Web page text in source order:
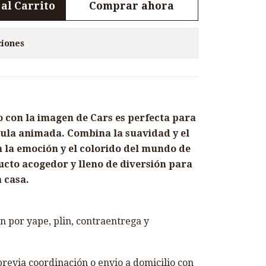
Carrito Comprar ahora
la imagen de Cars es perfecta para
animada. Combina la suavidad y el
emoción y el colorido del mundo de
acogedor y lleno de diversión para
casa.
por yape, plin, contraentrega y
coordinación o envio a domicilio con